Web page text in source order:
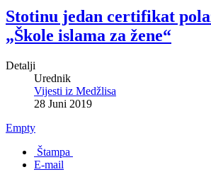
Stotinu jedan certifikat
„Škole islama za žene“
Detalji
Urednik
Vijesti iz Medžlisa
28 Juni 2019
Empty
Štampa
E-mail